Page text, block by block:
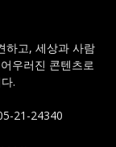
하고, 세상과 사람
우러진 콘텐츠로
.
21-24340